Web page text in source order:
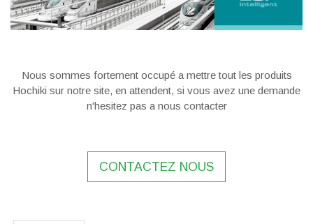
Nous sommes fortement occupé a mettre tout les produits
Hochiki sur notre site, en attendent, si vous avez une demande
n'hesitez pas a nous contacter
CONTACTEZ NOUS